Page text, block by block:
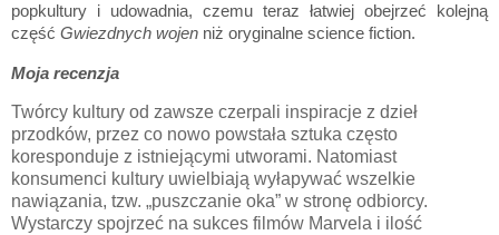
popkultury i udowadnia, czemu teraz łatwiej obejrzeć kolejną
część Gwiezdnych wojen niż oryginalne science fiction.
Moja recenzja
Twórcy kultury od zawsze czerpali inspiracje z dzieł
przodków, przez co nowo powstała sztuka często
koresponduje z istniejącymi utworami. Natomiast
konsumenci kultury uwielbiają wyłapywać wszelkie
nawiązania, tzw. „puszczanie oka” w stronę odbiorcy.
Wystarczy spojrzeć na sukces filmów Marvela i ilość